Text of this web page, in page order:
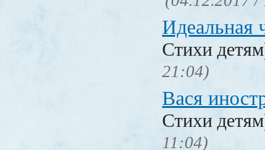
Идеальная
Стихи
21:04)
Вася
Стихи
11:04)